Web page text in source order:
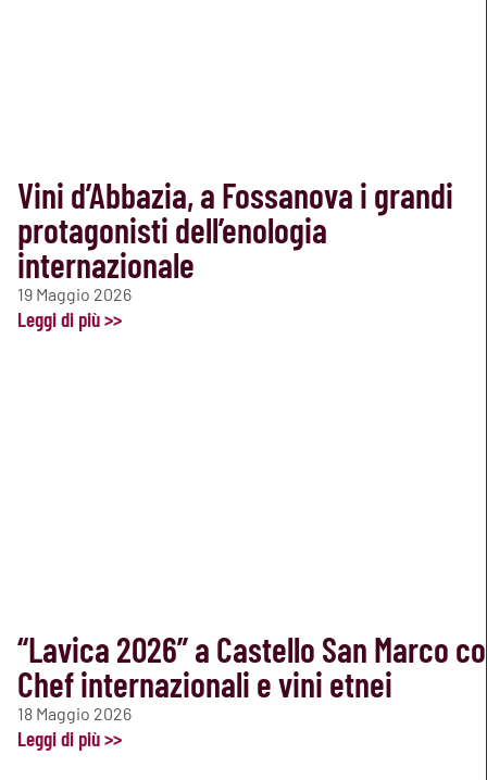
Vini d’Abbazia, a Fossanova i grandi
protagonisti dell’enologia
internazionale
19 Maggio 2026
Leggi di più >>
“Lavica 2026” a Castello San Marco
Chef internazionali e vini etnei
18 Maggio 2026
Leggi di più >>